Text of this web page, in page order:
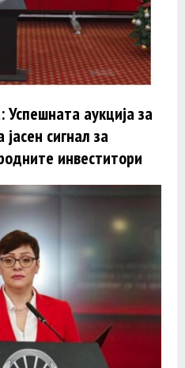
аукција за
сигнал за
инвеститори